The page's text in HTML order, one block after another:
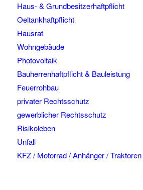
Haus- & Grundbesitzerhaftpflicht
Oeltankhaftpflicht
Hausrat
Wohngebäude
Photovoltaik
Bauherrenhaftpflicht & Bauleistung
Feuerrohbau
privater Rechtsschutz
gewerblicher Rechtsschutz
Risikoleben
Unfall
KFZ / Motorrad / Anhänger / Traktoren